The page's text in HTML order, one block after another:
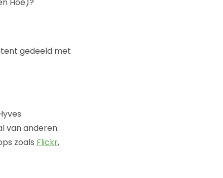
gedeeld met
van anderen.
zoals Flickr,